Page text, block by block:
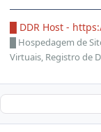
█ DDR Host -
Hospedagem de
Virtuais, Registro de